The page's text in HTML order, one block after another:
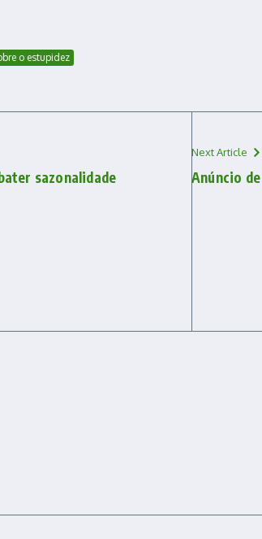
o estupidez
sazonalidade
Next Article
Anúncio